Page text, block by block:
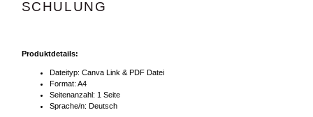
SCHULUNG
Produktdetails:
Dateityp: Canva Link & PDF Datei
Format: A4
Seitenanzahl: 1 Seite
Sprache/n: Deutsch